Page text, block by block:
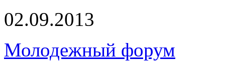
02.09.2013
Молодежный форум